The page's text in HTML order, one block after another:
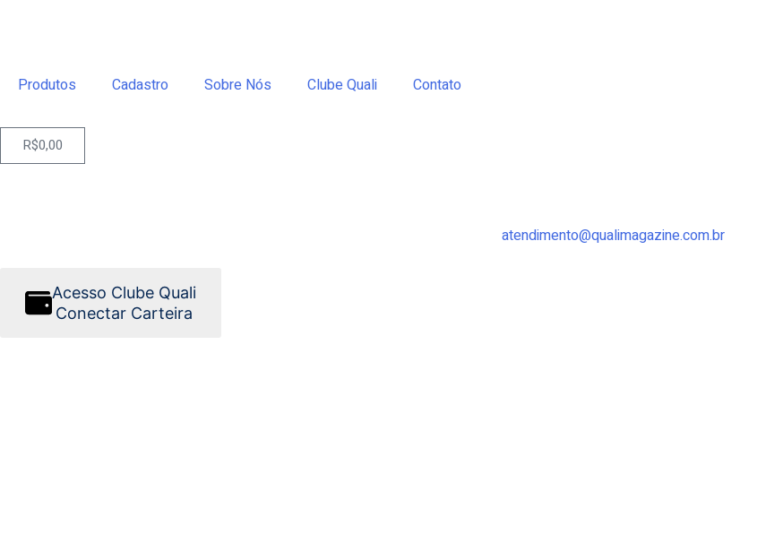
Produtos Cadastro Sobre Nós Clube Quali Contato
R$0,00
atendimento@qualimagazine.com.br
Acesso Clube Quali
Conectar Carteira